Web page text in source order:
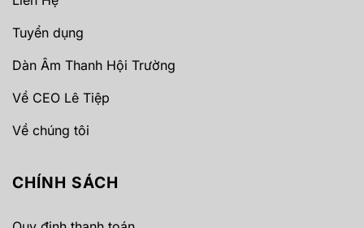
Tuyển dụng
Dàn Âm Thanh Hội Trường
Về CEO Lê Tiệp
Về chúng tôi
CHÍNH SÁCH